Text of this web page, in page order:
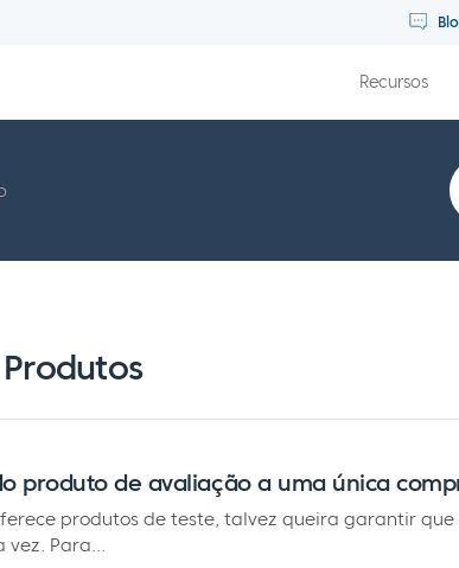
Recursos
Produtos
produto de avaliação a uma única
produtos de teste, talvez queira garantir
vez. Para...